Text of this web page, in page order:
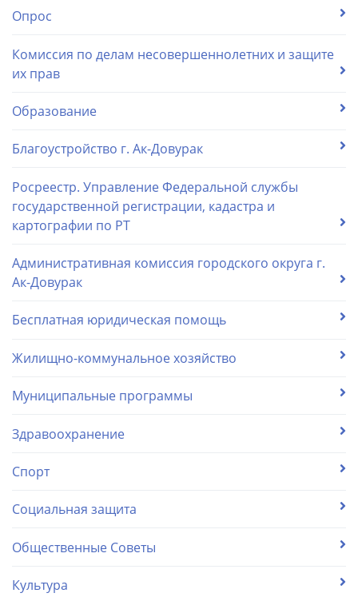
Опрос
Комиссия по делам несовершеннолетних и защите
их прав
Образование
Благоустройство г. Ак-Довурак
Росреестр. Управление Федеральной службы
государственной регистрации, кадастра и
картографии по РТ
Административная комиссия городского округа г.
Ак-Довурак
Бесплатная юридическая помощь
Жилищно-коммунальное хозяйство
Муниципальные программы
Здравоохранение
Спорт
Социальная защита
Общественные Советы
Культура